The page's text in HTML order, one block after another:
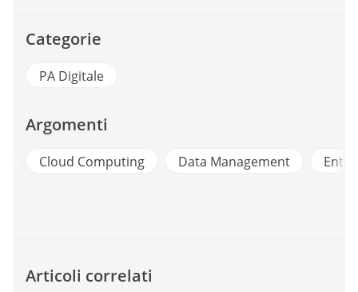
Categorie
PA Digitale
Argomenti
Cloud Computing Data Management Enti
Articoli correlati